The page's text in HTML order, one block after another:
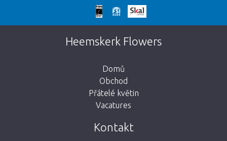
Omlouváme se
Tato stránka neexistuje. Kliknutím na
tlačítko níže se vrátíte do obchodu.
Heemskerk Flowers
Domů
Obchod
Přátelé květin
Vacatures
Kontakt